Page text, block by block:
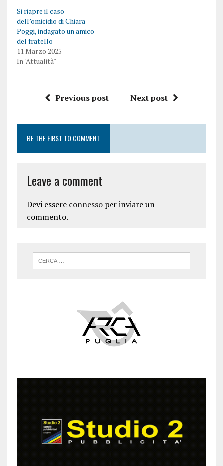
Si riapre il caso
dell’omicidio di Chiara
Poggi, indagato un amico
del fratello
11 Marzo 2025
In "Attualità"
Previous post Next post
BE THE FIRST TO COMMENT
Leave a comment
Devi essere connessoper inviare un
commento.